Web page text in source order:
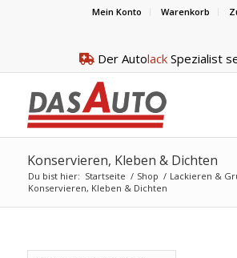
Mein Konto Warenkorb
Der Autolack Spezialist
Konservieren, Kleben & Dichten
Du bist hier: Startseite / Shop / Lackieren &
Konservieren, Kleben & Dichten